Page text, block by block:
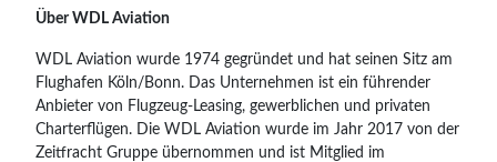
Über WDL Aviation
WDL Aviation wurde 1974 gegründet und hat seinen Sitz am
Flughafen Köln/Bonn. Das Unternehmen ist ein führender
Anbieter von Flugzeug-Leasing, gewerblichen und privaten
Charterflügen. Die WDL Aviation wurde im Jahr 2017 von der
Zeitfracht Gruppe übernommen und ist Mitglied im